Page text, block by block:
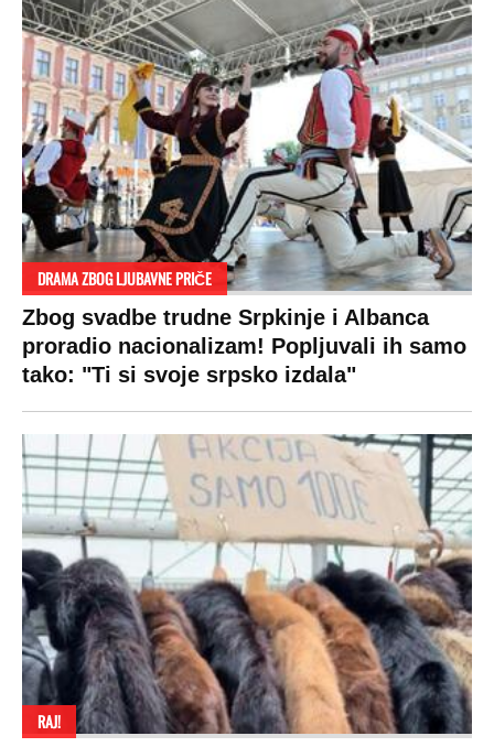
DRAMA ZBOG LJUBAVNE PRIČE
Zbog svadbe trudne Srpkinje i Albanca
proradio nacionalizam! Popljuvali ih samo
tako: "Ti si svoje srpsko izdala"
RAJ!